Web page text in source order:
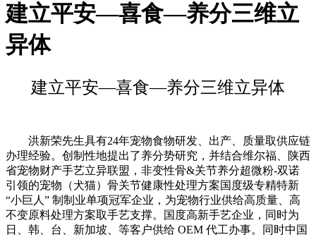
建立平安—喜食—养分三维立
异体
建立平安—喜食—养分三维立异体
洪新荣先生具有24年宠物食物研发、出产、质量取供应链
办理经验。创制性地提出了养分势研究，并结合维尔福、陕西
省宠物财产手艺立异联盟，非变性骨&关节养分超微粉-双诺
引领的宠物（犬猫）骨关节健康性处理方案国度级专精特新
“小巨人” 制制业单项冠军企业，为宠物行业供给高质量、高
不变原料处理方案取手艺支撑。国度高新手艺企业，同时为
日、韩、台、新加坡、等客户供给 OEM 代工办事。同时中国